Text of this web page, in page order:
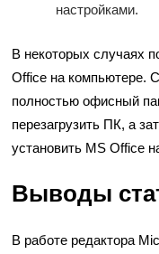
настройками.
В некоторых случаях
Office на компьютере.
полностью офисный
перезагрузить ПК, а
установить MS Office
Выводы
В работе редактора